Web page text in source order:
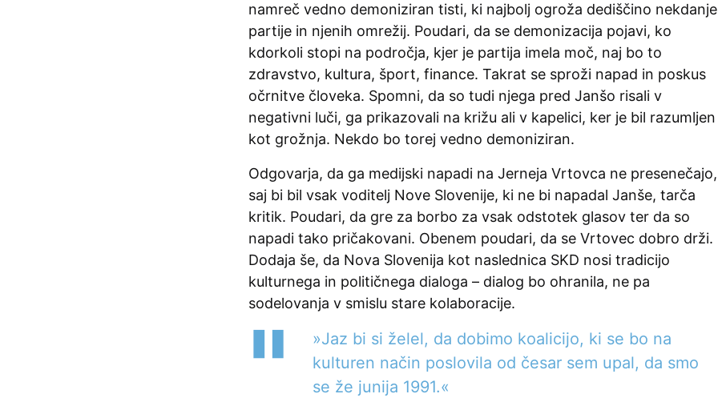
namreč vedno demoniziran tisti, ki najbolj ogroža dediščino nekdanje
partije in njenih omrežij. Poudari, da se demonizacija pojavi, ko
kdorkoli stopi na področja, kjer je partija imela moč, naj bo to
zdravstvo, kultura, šport, finance. Takrat se sproži napad in poskus
očrnitve človeka. Spomni, da so tudi njega pred Janšo risali v
negativni luči, ga prikazovali na križu ali v kapelici, ker je bil razumljen
kot grožnja. Nekdo bo torej vedno demoniziran.
Odgovarja, da ga medijski napadi na Jerneja Vrtovca ne presenečajo,
saj bi bil vsak voditelj Nove Slovenije, ki ne bi napadal Janše, tarča
kritik. Poudari, da gre za borbo za vsak odstotek glasov ter da so
napadi tako pričakovani. Obenem poudari, da se Vrtovec dobro drži.
Dodaja še, da Nova Slovenija kot naslednica SKD nosi tradicijo
kulturnega in političnega dialoga – dialog bo ohranila, ne pa
sodelovanja v smislu stare kolaboracije.
»Jaz bi si želel, da dobimo koalicijo, ki se bo na
kulturen način poslovila od česar sem upal, da smo
se že junija 1991.«